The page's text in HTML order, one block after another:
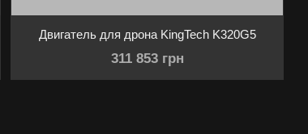
Двигатель для дрона KingTech K320G5
311 853 грн